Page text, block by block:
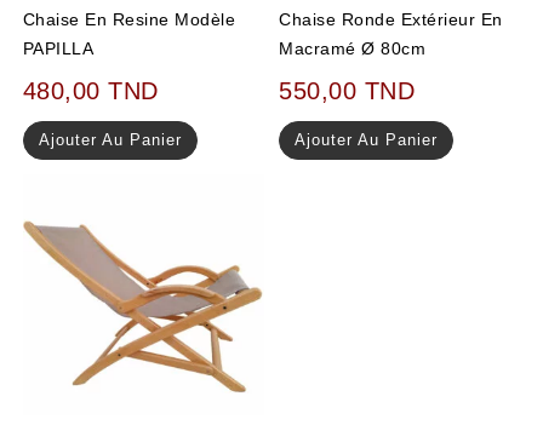
Chaise En Resine Modèle
PAPILLA
480,00TND
Ajouter Au Panier
Chaise Ronde Extérieur En
Macramé Ø 80cm
550,00 TND
Ajouter Au Panier